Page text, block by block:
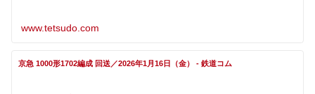
www.tetsudo.com
京急 1000形1702編成 回送／2026年1月16日（金） - 鉄道コム